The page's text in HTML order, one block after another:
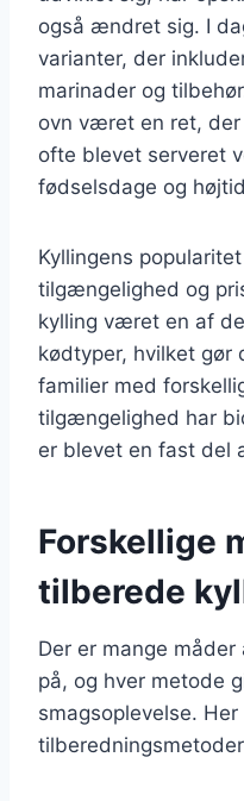
også ændret sig. I
varianter, der
marinader og
ovn været en ret,
ofte blevet serveret
fødselsdage og
Kyllingens
tilgængelighed og
kylling været en af
kødtyper, hvilket gør
familier med
tilgængelighed har
er blevet en fast del
Forskellige
tilberede
Der er mange
på, og hver metode
smagsoplevelse.